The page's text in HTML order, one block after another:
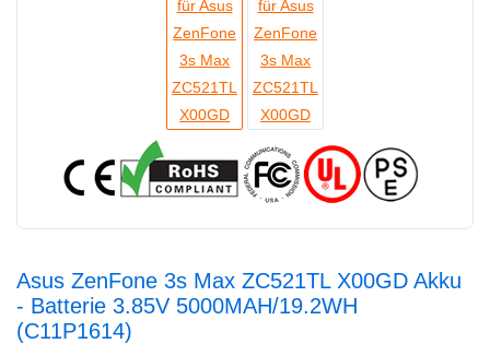
Asus ZenFone 3s Max ZC521TL X00GD Akku
- Batterie 3.85V 5000MAH/19.2WH
(C11P1614)